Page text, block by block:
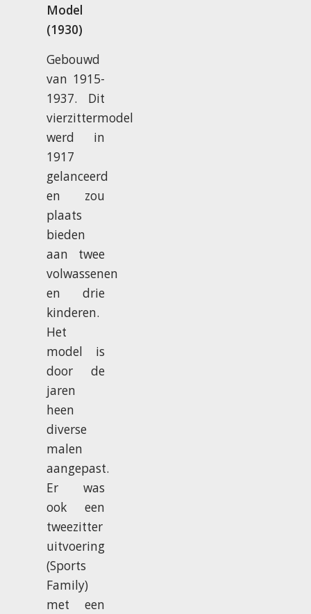
Model
(1930)
Gebouwd
van 1915-
1937. Dit
vierzittermodel
werd in
1917
gelanceerd
en zou
plaats
bieden
aan twee
volwassenen
en drie
kinderen.
Het
model is
door de
jaren
heen
diverse
malen
aangepast.
Er was
ook een
tweezitter
uitvoering
(Sports
Family)
met een